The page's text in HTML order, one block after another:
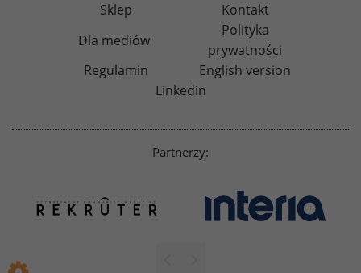
Sklep
Kontakt
Dla mediów
Polityka
prywatności
Regulamin
English version
Linkedin
Partnerzy: